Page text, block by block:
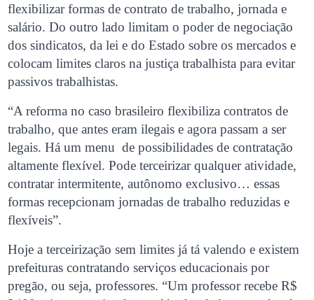
flexibilizar formas de contrato de trabalho, jornada e
salário. Do outro lado limitam o poder de negociação
dos sindicatos, da lei e do Estado sobre os mercados e
colocam limites claros na justiça trabalhista para evitar
passivos trabalhistas.
“A reforma no caso brasileiro flexibiliza contratos de
trabalho, que antes eram ilegais e agora passam a ser
legais. Há um menu de possibilidades de contratação
altamente flexível. Pode terceirizar qualquer atividade,
contratar intermitente, autônomo exclusivo… essas
formas recepcionam jornadas de trabalho reduzidas e
flexíveis”.
Hoje a terceirização sem limites já tá valendo e existem
prefeituras contratando serviços educacionais por
pregão, ou seja, professores. “Um professor recebe R$